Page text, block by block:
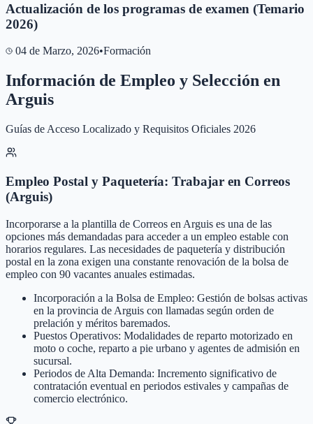
Actualización de los programas de examen (Temario
2026)
04 de Marzo, 2026•Formación
Información de Empleo y Selección en
Arguis
Guías de Acceso Localizado y Requisitos Oficiales 2026
Empleo Postal y Paquetería: Trabajar en Correos
(Arguis)
Incorporarse a la plantilla de Correos en Arguis es una de las
opciones más demandadas para acceder a un empleo estable con
horarios regulares. Las necesidades de paquetería y distribución
postal en la zona exigen una constante renovación de la bolsa de
empleo con 90 vacantes anuales estimadas.
Incorporación a la Bolsa de Empleo: Gestión de bolsas activas
en la provincia de Arguis con llamadas según orden de
prelación y méritos baremados.
Puestos Operativos: Modalidades de reparto motorizado en
moto o coche, reparto a pie urbano y agentes de admisión en
sucursal.
Periodos de Alta Demanda: Incremento significativo de
contratación eventual en periodos estivales y campañas de
comercio electrónico.